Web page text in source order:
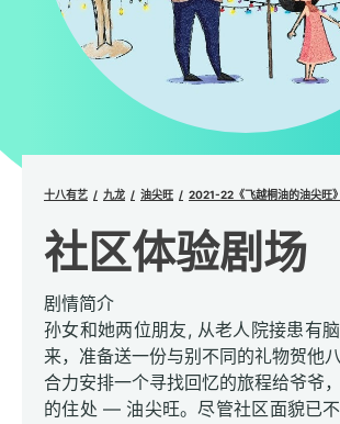
十八有艺 九龙 油尖旺 2021-22《飞越桐油的油尖旺》
社区体验剧场
剧情简介
孙女和她两位朋友, 从老人院接患有
来，准备送一份与别不同的礼物贺他
合力安排一个寻找回忆的旅程给爷爷
的住处 — 油尖旺。尽管社区面貌已